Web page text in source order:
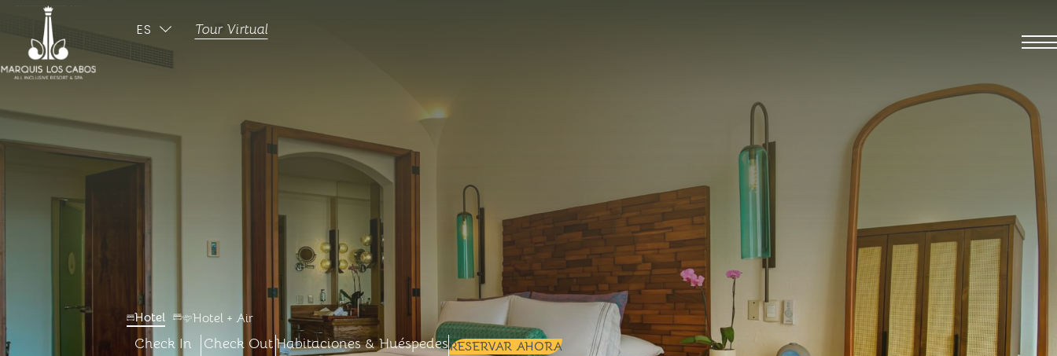
ES
Tour Virtual
Hotel Hotel + Air
Check In Check OutHabitaciones & Huéspedes
-
-
RESERVAR AHORA
Selected check in date is 8º agosto 2026.